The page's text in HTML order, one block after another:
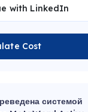
with LinkedIn
Cost
системой